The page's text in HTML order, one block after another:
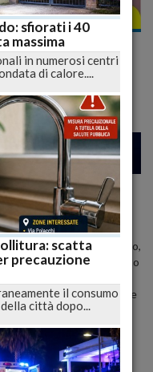
dell'assegno
24 27
16:53
dell'assegno civico,
Ragusa Federico Piccitto
che tutti i cittadini
ed un bando comunale e
dello svolgimento di
comunale
sportivi,piccola
verdi, edifici pubblici,
sfiorati i 40
massima
in numerosi centri
di calore....
scatta
precauzione
il consumo
città dopo...